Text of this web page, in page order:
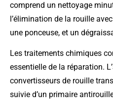
comprend un nettoyage
l’élimination de la rouille
une ponceuse, et un
Les traitements chimiques
essentielle de la réparation.
convertisseurs de rouille
suivie d’un primaire